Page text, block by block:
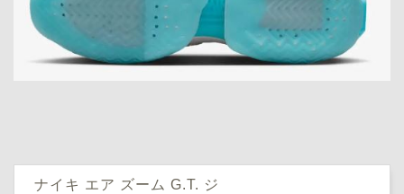
ナイキ エア ズーム G.T. ジ